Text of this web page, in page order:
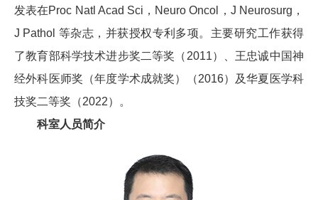
发表在Proc Natl Acad Sci，Neuro Oncol，J Neurosurg，
J Pathol 等杂志，并获授权专利多项。主要研究工作获得
了教育部科学技术进步奖二等奖（2011）、王忠诚中国神
经外科医师奖（年度学术成就奖）（2016）及华夏医学科
技奖二等奖（2022）。
科室人员简介